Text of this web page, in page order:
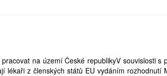
na území České republikyV souvislosti s
lékaři z členských států EU vydáním rozhodnutí